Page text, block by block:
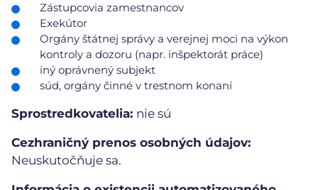
Zástupcovia zamestnancov
Exekútor
Orgány štátnej správy a verejnej moci na výkon
kontroly a dozoru (napr. inšpektorát práce)
iný oprávnený subjekt
súd, orgány činné v trestnom konaní
Sprostredkovatelia: nie sú
Cezhraničný prenos osobných údajov:
Neuskutočňuje sa.